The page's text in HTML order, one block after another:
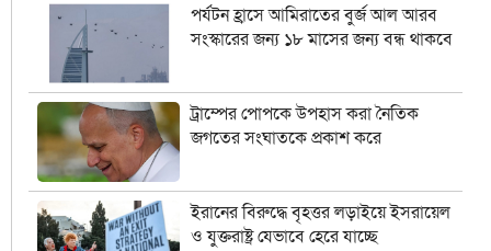
পর্যটন হ্রাসে আমিরাতের বুর্জ আল আরব
সংস্কারের জন্য ১৮ মাসের জন্য বন্ধ থাকবে
ট্রাম্পের পোপকে উপহাস করা নৈতিক
জগতের সংঘাতকে প্রকাশ করে
ইরানের বিরুদ্ধে বৃহত্তর লড়াইয়ে ইসরায়েল
ও যুক্তরাষ্ট্র যেভাবে হেরে যাচ্ছে